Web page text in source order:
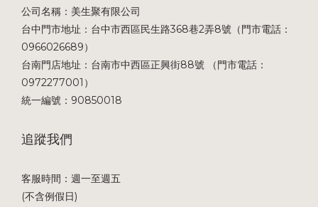
公司名稱：美生聚有限公司
台中門市地址：台中市西區民生路368巷2弄8號（門市電話：
0966026689）
台南門店地址：台南市中西區正興街88號 （門市電話：
0972277001）
統一編號：90850018
追蹤我們
客服時間：週一至週五
(不含例假日)